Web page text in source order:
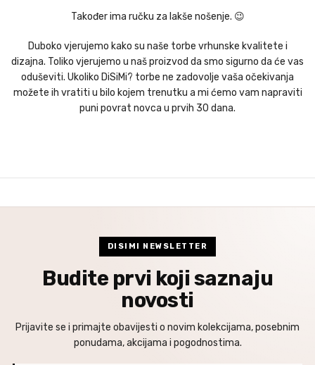
Također ima ručku za lakše nošenje. 😉
Duboko vjerujemo kako su naše torbe vrhunske kvalitete i
dizajna. Toliko vjerujemo u naš proizvod da smo sigurno da će vas
oduševiti. Ukoliko DiSiMi? torbe ne zadovolje vaša očekivanja
možete ih vratiti u bilo kojem trenutku a mi ćemo vam napraviti
puni povrat novca u prvih 30 dana.
DISIMI NEWSLETTER
Budite prvi koji saznaju
novosti
Prijavite se i primajte obavijesti o novim kolekcijama, posebnim
ponudama, akcijama i pogodnostima.